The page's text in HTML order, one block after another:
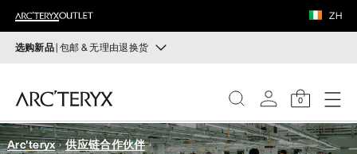
ZH
选购新品| 包邮 & 无理由退换货
运动员的需求，设计师的动力——在优化现有畅销产品的
同时，启发全新的解决方案。新款装备定期上架。
选购女士 选购男士
0
装备
VEILANCE
发现
Arc'teryx 供应链合作伙伴